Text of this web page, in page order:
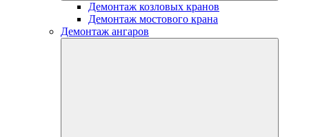
Демонтаж козловых кранов
Демонтаж мостового крана
Демонтаж ангаров